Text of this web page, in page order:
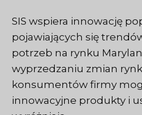
SIS wspiera innowację
pojawiających się
potrzeb na rynku
wyprzedzaniu zmian
konsumentów firmy
innowacyjne produkty i